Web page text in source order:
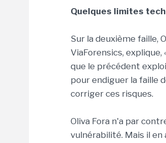
Quelques limites
Sur la deuxième faille,
ViaForensics,
que le précédent
pour endiguer la faille
corriger ces risques.
Oliva Fora n'a par
vulnérabilité. Mais il en